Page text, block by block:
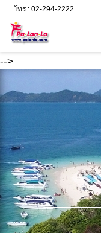
-->
โทร : 02-294-2222